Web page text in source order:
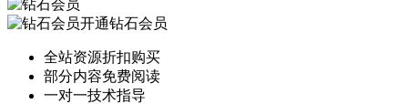
开通钻石会员
全站资源折扣购买
部分内容免费阅读
一对一技术指导